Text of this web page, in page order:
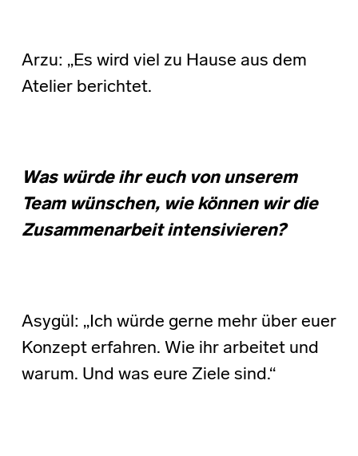
Arzu: „Es wird viel zu Hause aus dem
Atelier berichtet.
Was würde ihr euch von unserem
Team wünschen, wie können wir die
Zusammenarbeit intensivieren?
Asygül: „Ich würde gerne mehr über euer
Konzept erfahren. Wie ihr arbeitet und
warum. Und was eure Ziele sind.“